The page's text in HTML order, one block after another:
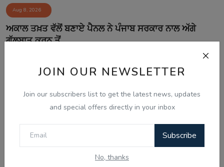
JOIN OUR NEWSLETTER
Join our subscribers list to get the latest news, updates
and special offers directly in your inbox
Subscribe
No, thanks
Aug 8, 2026
ਅਕਾਲ ਤਖ਼ਤ ਵੱਲੋਂ ਬਣਾਏ ਪੈਨਲ ਨੇ ਪੰਜਾਬ ਸਰਕਾਰ ਨਾਲ ਅੱਗੇ
ਗੱਲਬਾਤ ਕਰਨ ਤੋਂ...